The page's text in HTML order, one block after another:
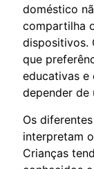
doméstico
compartilha
dispositivos.
que
educativas e
depender de
Os
interpretam
Crianças